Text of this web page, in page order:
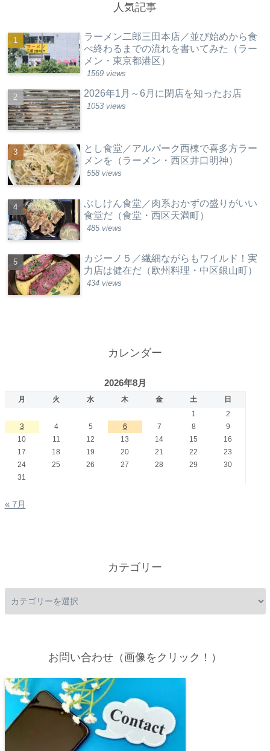
人気記事
ラーメン二郎三田本店／並び始めから食
べ終わるまでの流れを書いてみた（ラー
メン・東京都港区）
1569 views
2026年1月～6月に閉店を知ったお店
1053 views
とし食堂／アルパーク西棟で喜多方ラー
メンを（ラーメン・西区井口明神）
558 views
ぶしけん食堂／肉系おかずの盛りがいい
食堂だ（食堂・西区天満町）
485 views
カジーノ５／繊細ながらもワイルド！実
力店は健在だ（欧州料理・中区銀山町）
434 views
カレンダー
2026年8月
月 火 水 木 金 土
日
1
2
3
4 5 6 7 8
9
10
11 12 13 14 15
16
17
18 19 20 21 22
23
24
25 26 27 28 29
30
31
« 7月
カテゴリー
お問い合わせ（画像をクリック！）